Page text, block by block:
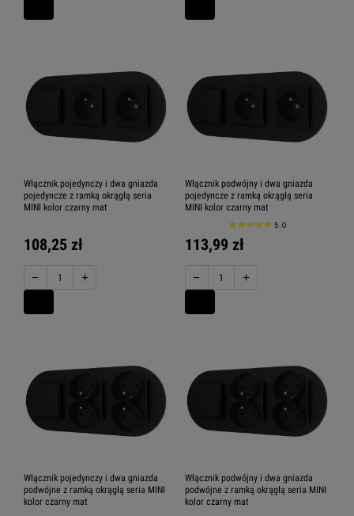
Włącznik pojedynczy i dwa gniazda
pojedyncze z ramką okrągłą seria
MINI kolor czarny mat
108,25 zł
− +
Włącznik podwójny i dwa gniazda
pojedyncze z ramką okrągłą seria
MINI kolor czarny mat
5.0
113,99 zł
− +
Włącznik pojedynczy i dwa gniazda
podwójne z ramką okrągłą seria MINI
kolor czarny mat
Włącznik podwójny i dwa gniazda
podwójne z ramką okrągłą seria MINI
kolor czarny mat